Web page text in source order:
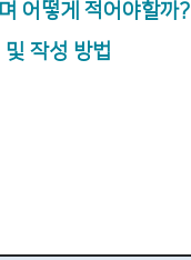
어떻게 적어야할까?
작성 방법